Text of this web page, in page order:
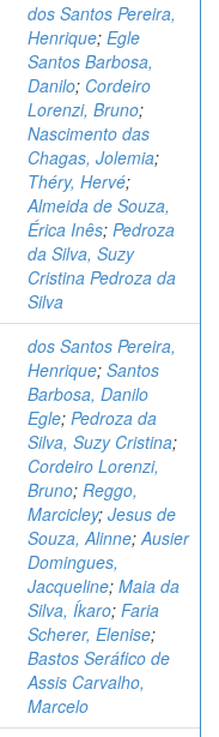
dos Santos Pereira,
Henrique; Egle
Santos Barbosa,
Danilo; Cordeiro
Lorenzi, Bruno;
Nascimento das
Chagas, Jolemia;
Théry, Hervé;
Almeida de Souza,
Érica Inês; Pedroza
da Silva, Suzy
Cristina Pedroza da
Silva
dos Santos Pereira,
Henrique; Santos
Barbosa, Danilo
Egle; Pedroza da
Silva, Suzy Cristina;
Cordeiro Lorenzi,
Bruno; Reggo,
Marcicley; Jesus de
Souza, Alinne;Ausier
Domingues,
Jacqueline; Maia da
Silva, Íkaro; Faria
Scherer, Elenise;
Bastos Seráfico de
Assis Carvalho,
Marcelo